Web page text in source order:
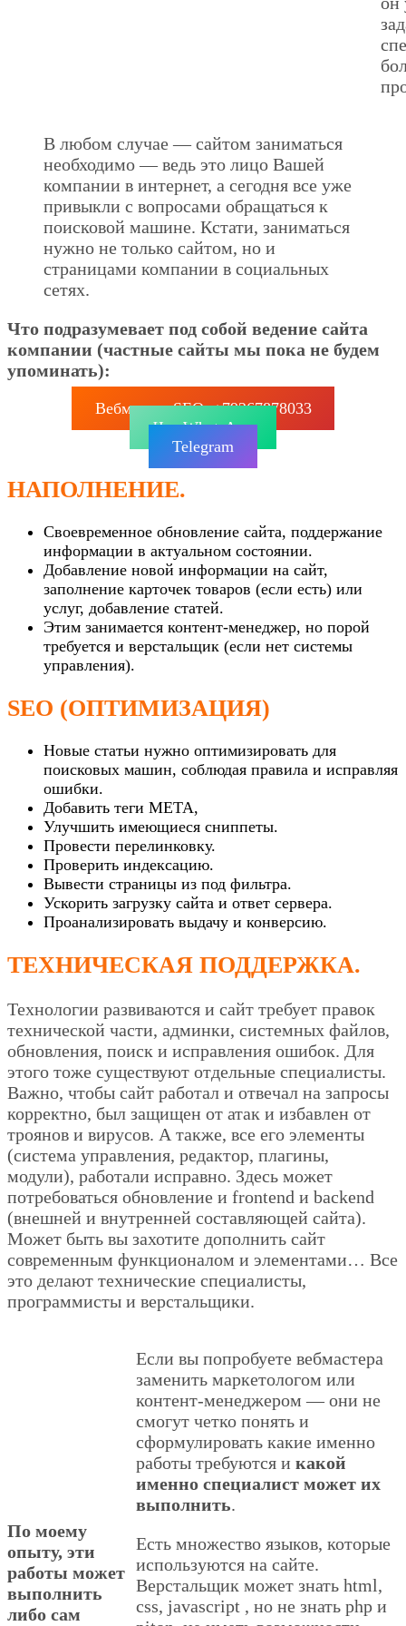
В любом случае — сайтом заниматься
необходимо — ведь это лицо Вашей
компании в интернет, а сегодня все уже
привыкли с вопросами обращаться к
поисковой машине. Кстати, заниматься
нужно не только сайтом, но и
страницами компании в социальных
сетях.
Что подразумевает под собой ведение сайта
компании (частные сайты мы пока не будем
упоминать):
Вебмастер SEO: +79267878033
Чат WhatsApp
Telegram
НАПОЛНЕНИЕ.
Своевременное обновление сайта, поддержание
информации в актуальном состоянии.
Добавление новой информации на сайт,
заполнение карточек товаров (если есть) или
услуг, добавление статей.
Этим занимается контент-менеджер, но порой
требуется и верстальщик (если нет системы
управления).
SEO (ОПТИМИЗАЦИЯ)
Новые статьи нужно оптимизировать для
поисковых машин, соблюдая правила и исправляя
ошибки.
Добавить теги МЕТА,
Улучшить имеющиеся сниппеты.
Провести перелинковку.
Проверить индексацию.
Вывести страницы из под фильтра.
Ускорить загрузку сайта и ответ сервера.
Проанализировать выдачу и конверсию.
ТЕХНИЧЕСКАЯ ПОДДЕРЖКА.
Технологии развиваются и сайт требует правок
технической части, админки, системных файлов,
обновления, поиск и исправления ошибок. Для
этого тоже существуют отдельные специалисты.
Важно, чтобы сайт работал и отвечал на запросы
корректно, был защищен от атак и избавлен от
троянов и вирусов. А также, все его элементы
(система управления, редактор, плагины,
модули), работали исправно. Здесь может
потребоваться обновление и frontend и backend
(внешней и внутренней составляющей сайта).
Может быть вы захотите дополнить сайт
современным функционалом и элементами… Все
это делают технические специалисты,
программисты и верстальщики.
По моему
опыту, эти
работы может
выполнить
либо сам
Если вы попробуете вебмастера
заменить маркетологом или
контент-менеджером — они не
смогут четко понять и
сформулировать какие именно
работы требуются икакой
именно специалист может их
выполнить.
Есть множество языков, которые
используются на сайте.
Верстальщик может знать html,
css, javascript , но не знать php и